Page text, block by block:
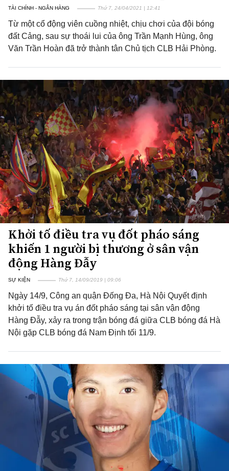
TÀI CHÍNH - NGÂN HÀNG Thứ 7, 24/04/2021 | 12:41
Từ một cổ động viên cuồng nhiệt, chịu chơi của đội bóng
đất Cảng, sau sự thoái lui của ông Trần Mạnh Hùng, ông
Văn Trần Hoàn đã trở thành tân Chủ tịch CLB Hải Phòng.
Khởi tố điều tra vụ đốt pháo sáng
khiến 1 người bị thương ở sân vận
động Hàng Đẫy
SỰ KIỆN Thứ 7, 14/09/2019 | 09:06
Ngày 14/9, Công an quận Đống Đa, Hà Nội Quyết định
khởi tố điều tra vụ án đốt pháo sáng tại sân vận động
Hàng Đẫy, xảy ra trong trận bóng đá giữa CLB bóng đá Hà
Nội gặp CLB bóng đá Nam Định tối 11/9.